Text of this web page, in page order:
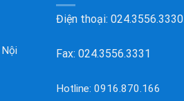
Điện thoại: 024.3556.3330
Fax: 024.3556.3331
Hotline: 0916.870.166